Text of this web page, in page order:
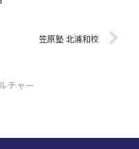
笠原塾 北浦和校
チャー